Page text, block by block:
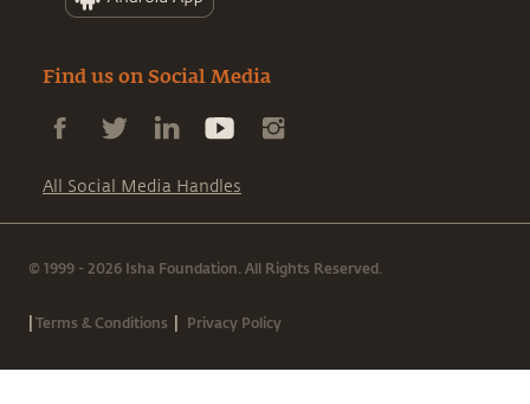
Find us on Social Media
All Social Media Handles
© 1999 - 2026 Isha Foundation. All Rights Reserved.
|Terms & Conditions | Privacy Policy